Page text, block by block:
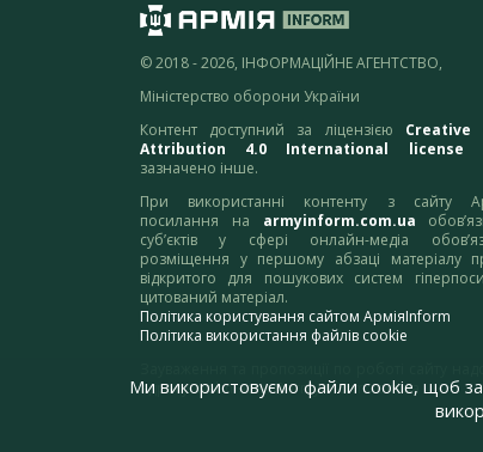
© 2018 - 2026, ІНФОРМАЦІЙНЕ АГЕНТСТВО,
Міністерство оборони України
Контент доступний за ліцензією Creative
Attribution 4.0 International license
зазначено інше.
При використанні контенту з сайту
посилання на armyinform.com.ua
суб’єктів у сфері онлайн-медіа
розміщення у першому абзаці матеріалу
відкритого для пошукових систем
цитований матеріал.
Політика користування сайтом АрміяInform
Політика використання файлів cookie
адресу:webmaster@armyinform.com.ua
Ми використовуємо файли cookie, щоб